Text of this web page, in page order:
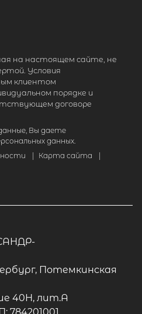
на настоящем сайте, не
Условия
клиентом
порядке и
договоре
Вы даете
данных.
Карта сайта
Потемкинская
40Н, лит.А